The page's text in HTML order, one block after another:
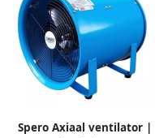
Spero Axiaal ventilator |